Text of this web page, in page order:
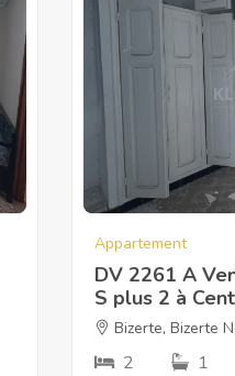
Appartement
DV 2261 A
S plus 2 à
Bizerte, Bizerte
2 1